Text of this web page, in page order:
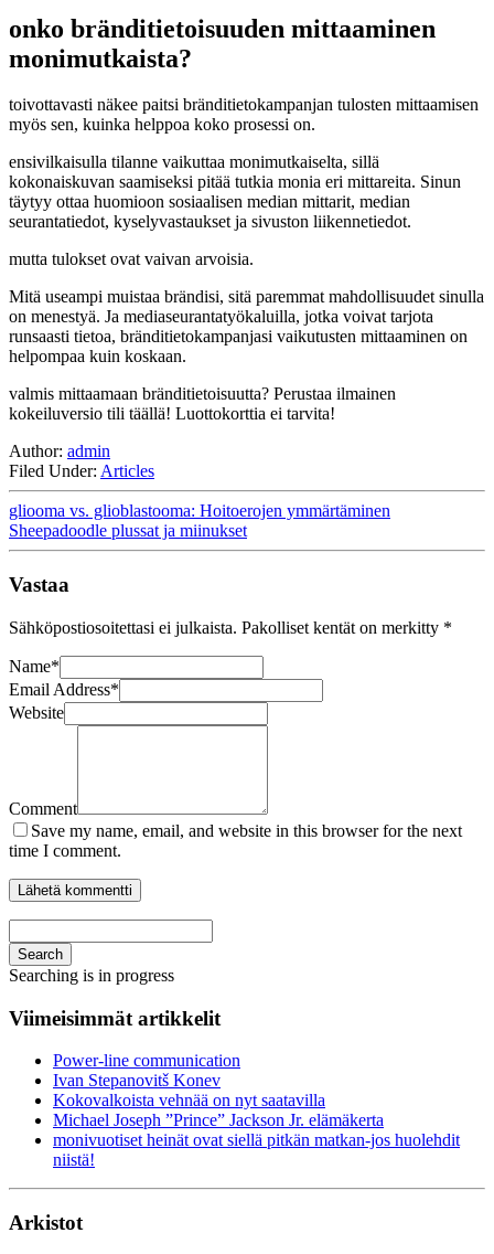
onko bränditietoisuuden mittaaminen
monimutkaista?
toivottavasti näkee paitsi bränditietokampanjan tulosten mittaamisen
myös sen, kuinka helppoa koko prosessi on.
ensivilkaisulla tilanne vaikuttaa monimutkaiselta, sillä
kokonaiskuvan saamiseksi pitää tutkia monia eri mittareita. Sinun
täytyy ottaa huomioon sosiaalisen median mittarit, median
seurantatiedot, kyselyvastaukset ja sivuston liikennetiedot.
mutta tulokset ovat vaivan arvoisia.
Mitä useampi muistaa brändisi, sitä paremmat mahdollisuudet sinulla
on menestyä. Ja mediaseurantatyökaluilla, jotka voivat tarjota
runsaasti tietoa, bränditietokampanjasi vaikutusten mittaaminen on
helpompaa kuin koskaan.
valmis mittaamaan bränditietoisuutta? Perustaa ilmainen
kokeiluversio tili täällä! Luottokorttia ei tarvita!
Author: admin
Filed Under: Articles
gliooma vs. glioblastooma: Hoitoerojen ymmärtäminen
Sheepadoodle plussat ja miinukset
Vastaa
Sähköpostiosoitettasi ei julkaista. Pakolliset kentät on merkitty *
Name*
Email Address*
Website
Comment
Save my name, email, and website in this browser for the next
time I comment.
Search
Searching is in progress
Viimeisimmät artikkelit
Power-line communication
Ivan Stepanovitš Konev
Kokovalkoista vehnää on nyt saatavilla
Michael Joseph ”Prince” Jackson Jr. elämäkerta
monivuotiset heinät ovat siellä pitkän matkan-jos huolehdit
niistä!
Arkistot